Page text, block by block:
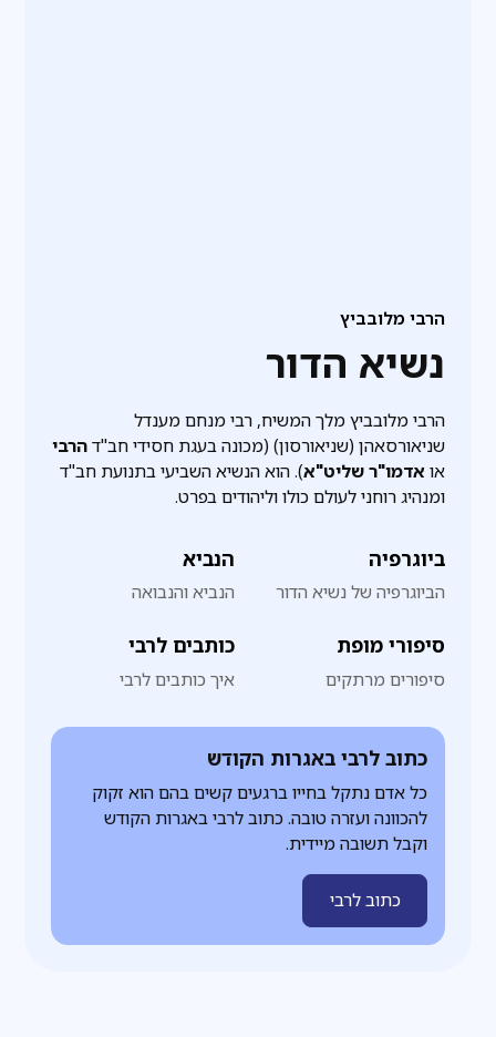
הרבי מלובביץ
נשיא הדור
הרבי מלובביץ מלך המשיח, רבי מנחם מענדל
שניאורסאהן (שניאורסון) (מכונה בעגת חסידי חב"דהרבי
אואדמו"ר שליט"א). הוא הנשיא השביעי בתנועת חב"ד
ומנהיג רוחני לעולם כולו וליהודים בפרט.
ביוגרפיה
הביוגרפיה של נשיא הדור
הנביא
הנביא והנבואה
סיפורי מופת
סיפורים מרתקים
כותבים לרבי
איך כותבים לרבי
כתוב לרבי באגרות הקודש
כל אדם נתקל בחייו ברגעים קשים בהם הוא זקוק
להכוונה ועזרה טובה. כתוב לרבי באגרות הקודש
וקבל תשובה מיידית.
כתוב לרבי